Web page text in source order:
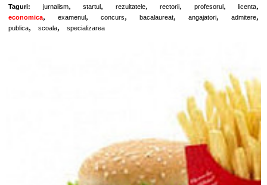
Taguri: jurnalism, startul , rezultatele, rectorii, profesorul, licenta,
economica, examenul , concurs, bacalaureat, angajatori, admitere,
publica, scoala, specializarea